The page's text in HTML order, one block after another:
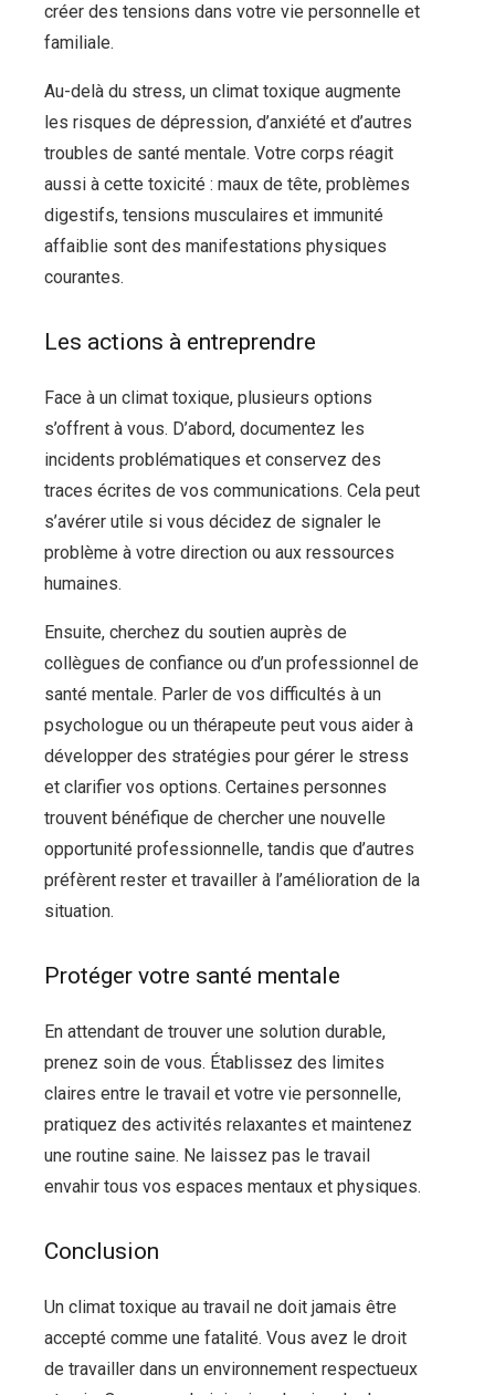
créer des tensions dans votre vie personnelle et
familiale.
Au-delà du stress, un climat toxique augmente
les risques de dépression, d’anxiété et d’autres
troubles de santé mentale. Votre corps réagit
aussi à cette toxicité : maux de tête, problèmes
digestifs, tensions musculaires et immunité
affaiblie sont des manifestations physiques
courantes.
Les actions à entreprendre
Face à un climat toxique, plusieurs options
s’offrent à vous. D’abord, documentez les
incidents problématiques et conservez des
traces écrites de vos communications. Cela peut
s’avérer utile si vous décidez de signaler le
problème à votre direction ou aux ressources
humaines.
Ensuite, cherchez du soutien auprès de
collègues de confiance ou d’un professionnel de
santé mentale. Parler de vos difficultés à un
psychologue ou un thérapeute peut vous aider à
développer des stratégies pour gérer le stress
et clarifier vos options. Certaines personnes
trouvent bénéfique de chercher une nouvelle
opportunité professionnelle, tandis que d’autres
préfèrent rester et travailler à l’amélioration de la
situation.
Protéger votre santé mentale
En attendant de trouver une solution durable,
prenez soin de vous. Établissez des limites
claires entre le travail et votre vie personnelle,
pratiquez des activités relaxantes et maintenez
une routine saine. Ne laissez pas le travail
envahir tous vos espaces mentaux et physiques.
Conclusion
Un climat toxique au travail ne doit jamais être
accepté comme une fatalité. Vous avez le droit
de travailler dans un environnement respectueux